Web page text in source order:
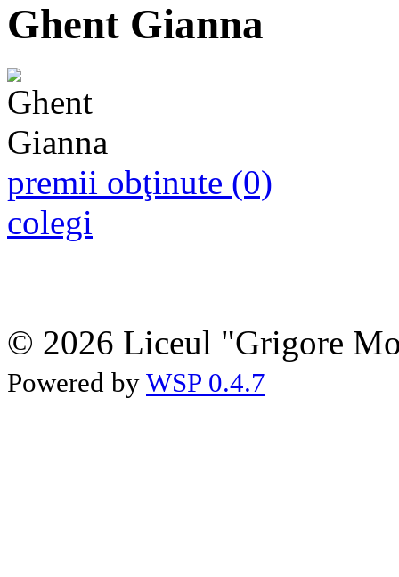
Ghent Gianna
premii obţinute (0)
colegi
© 2026 Liceul "Grigore
Powered by WSP 0.4.7